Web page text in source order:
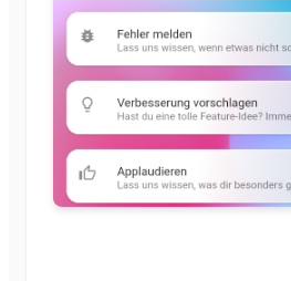
Fermer le Klubraum